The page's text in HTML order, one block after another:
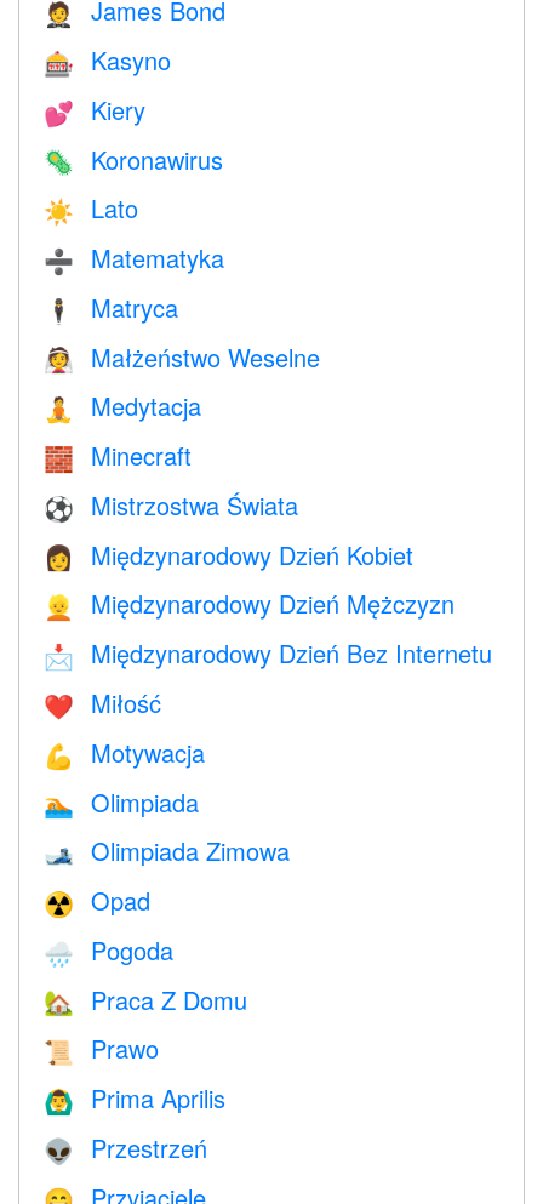
🤵 James Bond
🎰 Kasyno
💕 Kiery
🦠 Koronawirus
☀️ Lato
➗ Matematyka
🕴️ Matryca
👰 Małżeństwo Weselne
🧘 Medytacja
🧱 Minecraft
⚽ Mistrzostwa Świata
👩 Międzynarodowy Dzień Kobiet
👱 Międzynarodowy Dzień Mężczyzn
📩 Międzynarodowy Dzień Bez Internetu
❤️️ Miłość
💪 Motywacja
🏊 Olimpiada
🎿 Olimpiada Zimowa
☢️ Opad
🌧 Pogoda
🏡 Praca Z Domu
📜 Prawo
🙆‍♂️ Prima Aprilis
👽 Przestrzeń
Przyjaciele